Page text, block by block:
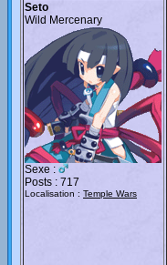
Seto
Wild Mercenary
Sexe :
Posts : 717
Localisation : Temple Wars